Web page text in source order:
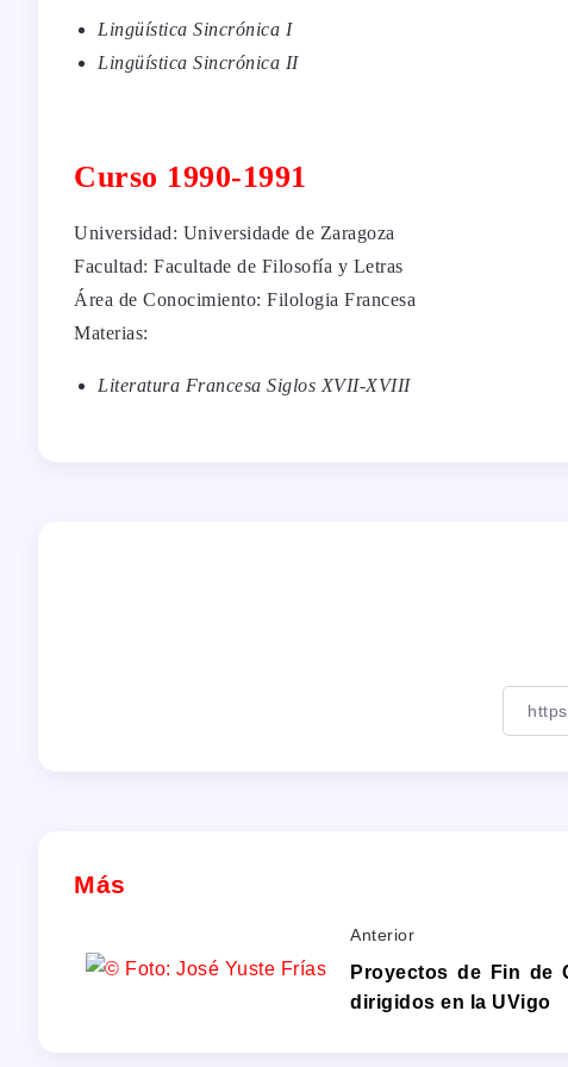
Lingüística Sincrónica I
Lingüística Sincrónica II
Curso 1990-1991
Universidad: Universidade de Zaragoza
Facultad: Facultade de Filosofía y Letras
Área de Conocimiento: Filologia Francesa
Materias:
Literatura Francesa Siglos XVII-XVIII
Más
Anterior
Proyectos de Fin de
dirigidos en la UVigo